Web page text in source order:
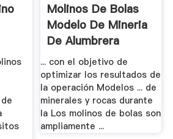
Molinos De Bolas
Modelo De Mineria
De Alumbrera
... con el objetivo de
optimizar los resultados de
la operación Modelos ... de
minerales y rocas durante
la Los molinos de bolas son
ampliamente ...